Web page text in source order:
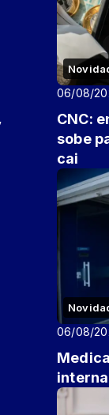
06/08/
CNC:
sobe
cai
06/08/